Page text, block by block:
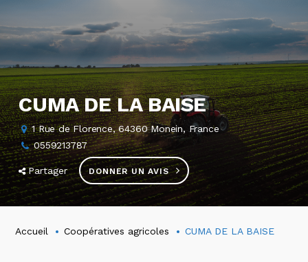
CUMA DE LA BAISE
1 Rue de Florence, 64360 Monein, France
0559213787
Partager DONNER UN AVIS
Accueil Coopératives agricoles CUMA DE LA BAISE